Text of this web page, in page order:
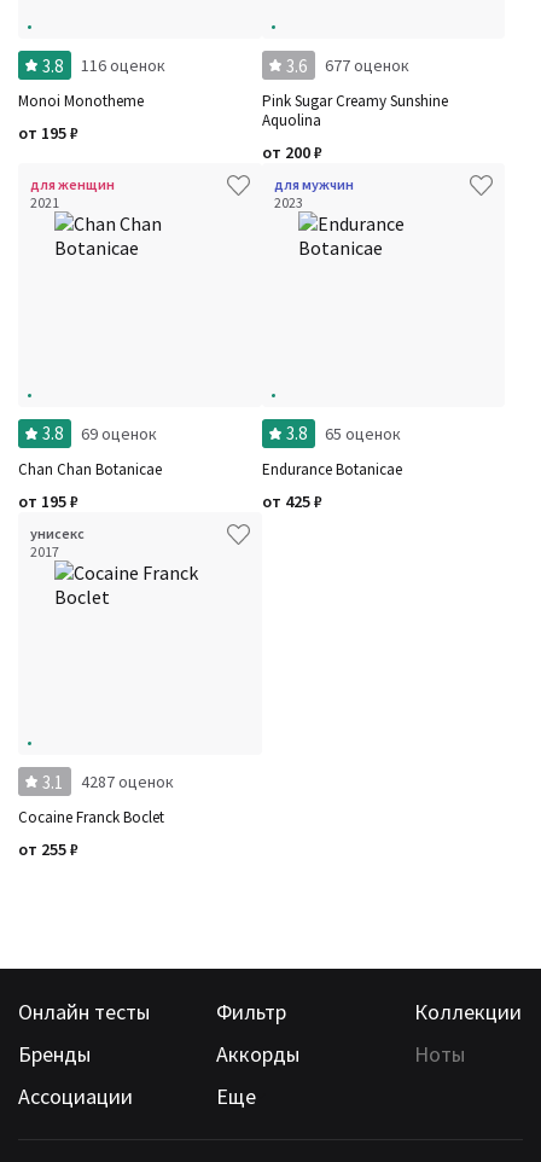
3.8 116 оценок
Monoi Monotheme
от 195₽
3.6 677 оценок
Pink Sugar Creamy Sunshine
Aquolina
от 200₽
для женщин
2021
3.8 69 оценок
Chan Chan Botanicae
от 195₽
для мужчин
2023
3.8 65 оценок
Endurance Botanicae
от 425₽
унисекс
2017
3.1 4287 оценок
Cocaine Franck Boclet
от 255₽
Онлайн тесты Фильтр
Коллекции
Бренды
Аккорды
Ноты
Ассоциации
Еще